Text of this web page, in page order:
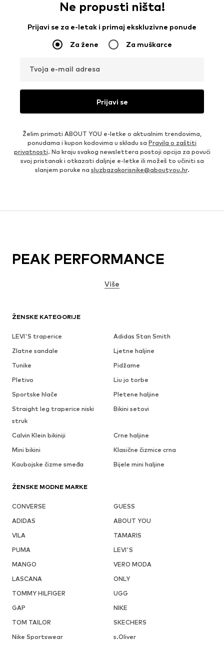
Ne propusti ništa!
Prijavi se za e-letak i primaj ekskluzivne ponude
Za žene Za muškarce
Tvoja e-mail adresa
Prijavi se
Želim primati ABOUT YOU e-letke o aktualnim trendovima,
ponudama i kupon kodovima u skladu sa Pravila o zaštiti
privatnosti. Na kraju svakog newslettera postoji opcija za povući
svoj pristanak i otkazati daljnje e-letke ili možeš to učiniti sa
slanjem poruke na sluzbazakorisnike@aboutyou.hr.
ŽENSKE KATEGORIJE
LEVI'S traperice
Adidas Stan Smith
Zlatne sandale
Ljetne haljine
Tunike
Pidžame
Pletivo
Liu jo torbe
Sportske hlače
Pletene haljine
Straight leg traperice niski
struk
Bikini setovi
Calvin Klein bikiniji
Crne haljine
Mini bikini
Klasične čizmice crna
Kaubojske čizme smeđa
Bijele mini haljine
ŽENSKE MODNE MARKE
CONVERSE
GUESS
ADIDAS
ABOUT YOU
VILA
TAMARIS
PUMA
LEVI'S
MANGO
VERO MODA
LASCANA
ONLY
TOMMY HILFIGER
UGG
GAP
NIKE
TOM TAILOR
SKECHERS
Nike Sportswear
s.Oliver
PEAK PERFORMANCE
Više